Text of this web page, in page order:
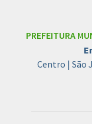
PREFEITURA
Centro | São